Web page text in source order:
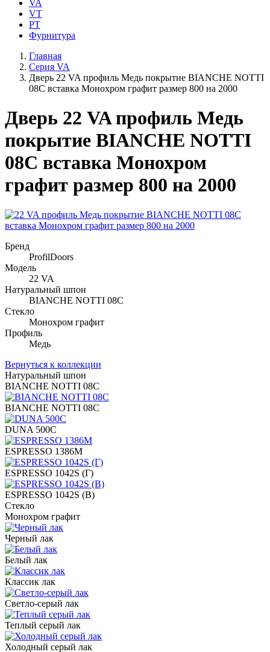
VA
VT
PT
Фурнитура
Главная
Серия VA
Дверь 22 VA профиль Медь покрытие BIANCHE NOTTI
08C вставка Монохром графит размер 800 на 2000
Дверь 22 VA профиль Медь
покрытие BIANCHE NOTTI
08C вставка Монохром
графит размер 800 на 2000
Бренд
ProfilDoors
Модель
22 VA
Натуральный шпон
BIANCHE NOTTI 08C
Стекло
Монохром графит
Профиль
Медь
Вернуться к коллекции
Натуральный шпон
BIANCHE NOTTI 08C
BIANCHE NOTTI 08C
DUNA 500C
ESPRESSO 1386M
ESPRESSO 1042S (Г)
ESPRESSO 1042S (В)
Стекло
Монохром графит
Черный лак
Белый лак
Классик лак
Светло-серый лак
Теплый серый лак
Холодный серый лак